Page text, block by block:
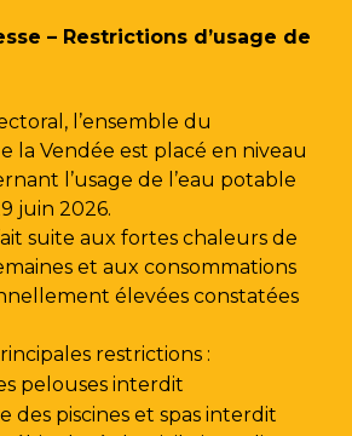
– Restrictions d’usage de
l’ensemble du
la Vendée est placé en niveau
l’usage de l’eau potable
juin 2026.
suite aux fortes chaleurs de
et aux consommations
élevées constatées
restrictions :
pelouses interdit
des piscines et spas interdit